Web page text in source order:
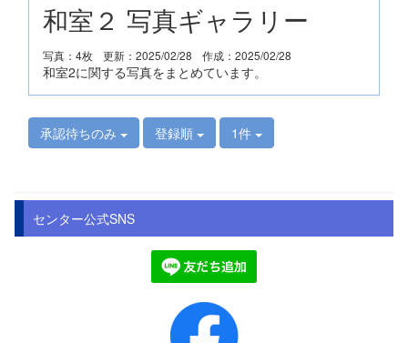
和室２ 写真ギャラリー
写真：4枚 更新：2025/02/28 作成：2025/02/28
和室2に関する写真をまとめています。
承認待ちのみ 登録順 1件
センター公式SNS